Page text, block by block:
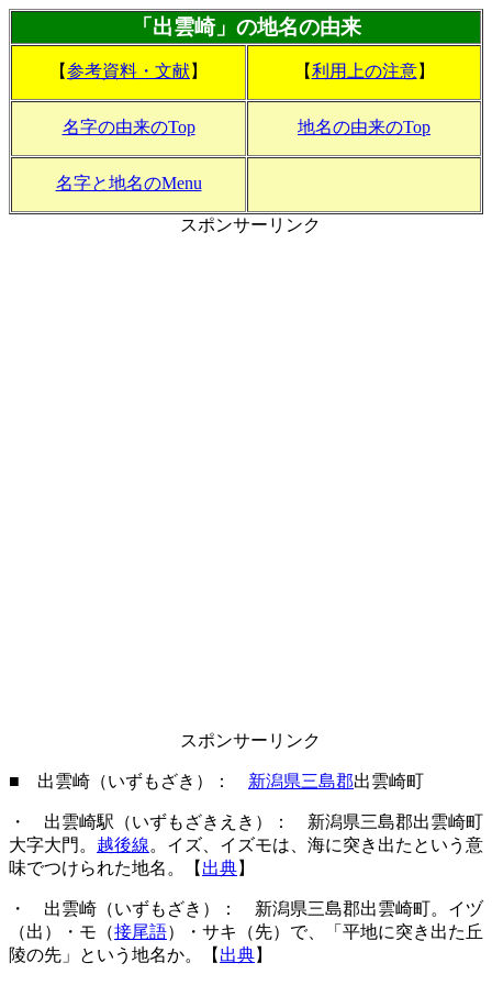
「出雲崎」の地名の由来
【参考資料・文献】 【利用上の注意】
名字の由来のTop 地名の由来のTop
名字と地名のMenu
スポンサーリンク
スポンサーリンク
■ 出雲崎（いずもざき）： 新潟県三島郡出雲崎町
・ 出雲崎駅（いずもざきえき）： 新潟県三島郡出雲崎町
大字大門。 越後線。イズ、イズモは、海に突き出たという意
味でつけられた地名。【 出典】
・ 出雲崎（いずもざき）： 新潟県三島郡出雲崎町。イヅ
（出）・モ（接尾語）・サキ（先）で、「平地に突き出た丘
陵の先」という地名か。【 出典】